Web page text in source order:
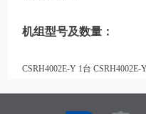
机组型号及数量：
CSRH4002E-Y 1台 CSRH4002E-